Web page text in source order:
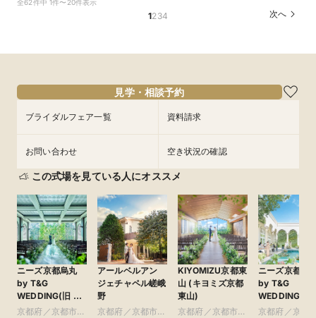
9/6
フェア
フェアを予約
9/6
ペース付フェア
フェアを予約
9/6
フェア（試食付）
フェアを予約
9/6
ラン紹介フェア
9/6
万試食付フェア
9/6
ンライン相談会
フェアを予約
全62件中 1件〜20件表示
1234 次へ
見学・相談予約
ブライダルフェア一覧 資料請求
お問い合わせ 空き状況の確認
この式場を見ている人にオススメ
ニーズ京都烏丸
by T&G
WEDDING(旧 イ
ンスタイルウェ
京都府／京都市・
アールベルアン
ジェチャペル嵯峨
野
京都府／京都市・
KIYOMIZU京都東
山 (キヨミズ京都
東山)
京都府／京都市・
ニーズ京都北
by T&G
WEDDING(旧
山迎賓館 京都)
京都府／京都